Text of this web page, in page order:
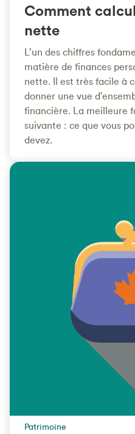
Comment
nette
L’un des chiffres
matière de finances
nette. Il est très facile à
donner une vue
financière. La meilleure
suivante : ce que vous
devez.
Patrimoine